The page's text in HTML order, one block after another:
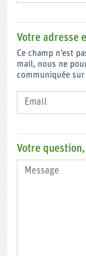
Votre adresse
Ce champ n’est
mail, nous ne
communiquée sur
Votre